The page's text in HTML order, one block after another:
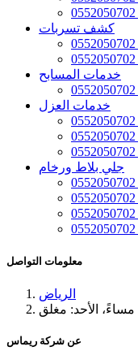
كشف تسربات
خدمات المسابح
خدمات العزل
جلي بلاط ورخام
معلومات التواصل
الرياض
عن شركة ريماس